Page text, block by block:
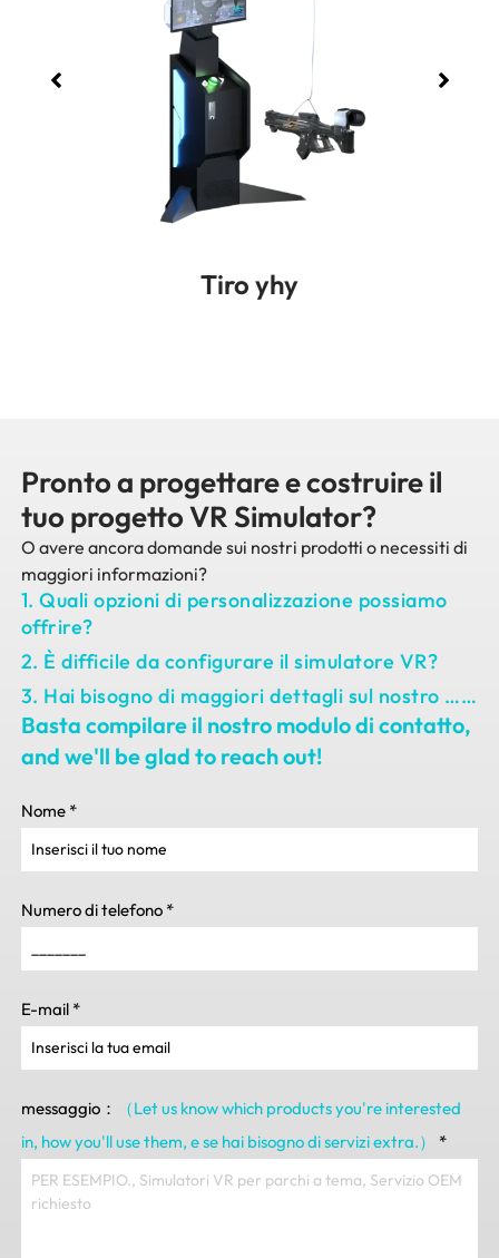
Tiro yhy
Pronto a progettare e costruire il
tuo progetto VR Simulator?
O avere ancora domande sui nostri prodotti o necessiti di
maggiori informazioni?
1. Quali opzioni di personalizzazione possiamo
offrire?
2. È difficile da configurare il simulatore VR?
3. Hai bisogno di maggiori dettagli sul nostro ……
Basta compilare il nostro modulo di contatto,
and we'll be glad to reach out!
Nome *
Numero di telefono *
E-mail *
messaggio：
（Let us know which products you're interested
in, how you'll use them, e se hai bisogno di servizi extra.） *